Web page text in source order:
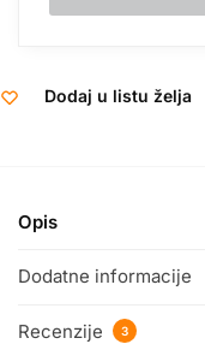
Dodaj u listu želja
Opis
Dodatne informacije
Recenzije 3